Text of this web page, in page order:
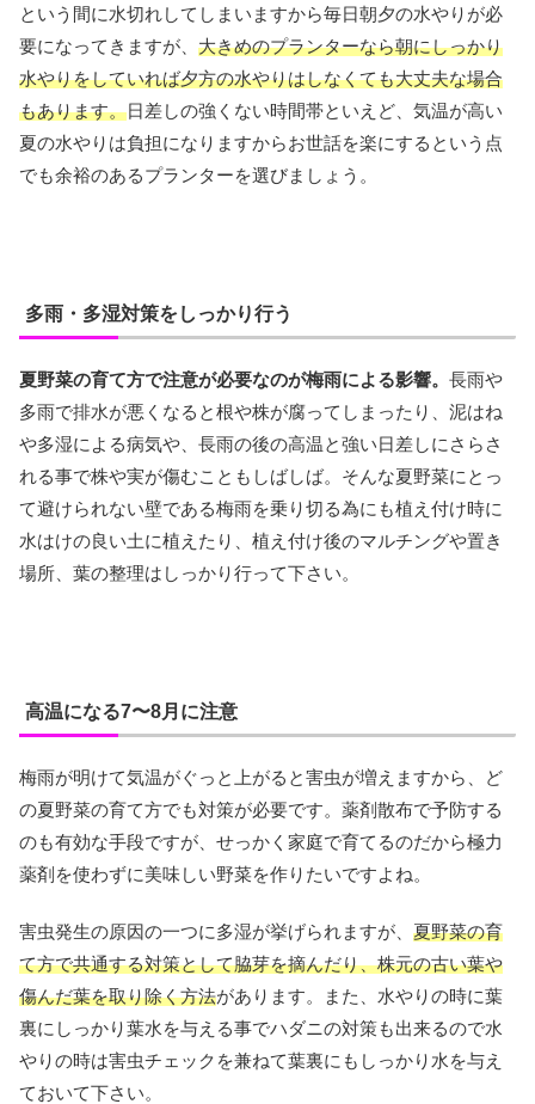
という間に水切れしてしまいますから毎日朝夕の水やりが必
要になってきますが、 大きめのプランターなら朝にしっかり
水やりをしていれば夕方の水やりはしなくても大丈夫な場合
もあります。日差しの強くない時間帯といえど、気温が高い
夏の水やりは負担になりますからお世話を楽にするという点
でも余裕のあるプランターを選びましょう。
多雨・多湿対策をしっかり行う
夏野菜の育て方で注意が必要なのが梅雨による影響。 長雨や
多雨で排水が悪くなると根や株が腐ってしまったり、泥はね
や多湿による病気や、長雨の後の高温と強い日差しにさらさ
れる事で株や実が傷むこともしばしば。そんな夏野菜にとっ
て避けられない壁である梅雨を乗り切る為にも植え付け時に
水はけの良い土に植えたり、植え付け後のマルチングや置き
場所、葉の整理はしっかり行って下さい。
高温になる7〜8月に注意
梅雨が明けて気温がぐっと上がると害虫が増えますから、ど
の夏野菜の育て方でも対策が必要です。薬剤散布で予防する
のも有効な手段ですが、せっかく家庭で育てるのだから極力
薬剤を使わずに美味しい野菜を作りたいですよね。
害虫発生の原因の一つに多湿が挙げられますが、 夏野菜の育
て方で共通する対策として脇芽を摘んだり、株元の古い葉や
傷んだ葉を取り除く方法があります。また、水やりの時に葉
裏にしっかり葉水を与える事でハダニの対策も出来るので水
やりの時は害虫チェックを兼ねて葉裏にもしっかり水を与え
ておいて下さい。